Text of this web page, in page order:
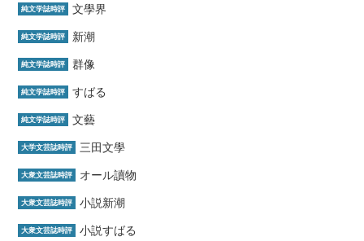
純文学誌時評 文學界
純文学誌時評 新潮
純文学誌時評 群像
純文学誌時評 すばる
純文学誌時評 文藝
大学文芸誌時評 三田文學
大衆文芸誌時評 オール讀物
大衆文芸誌時評 小説新潮
大衆文芸誌時評 小説すばる